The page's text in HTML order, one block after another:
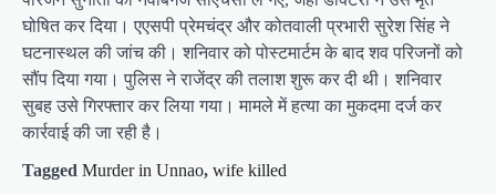
घोषित कर दिया। एएसपी प्रेमचंद्र और कोतवाली प्रभारी सुरेश सिंह ने
घटनास्थल की जांच की। शनिवार को पोस्टमार्टम के बाद शव परिजनों को
सौंप दिया गया। पुलिस ने राजेंद्र की तलाश शुरू कर दी थी। शनिवार
सुबह उसे गिरफ्तार कर लिया गया। मामले में हत्या का मुकदमा दर्ज कर
कार्रवाई की जा रही है।
Tagged Murder in Unnao, wife killed